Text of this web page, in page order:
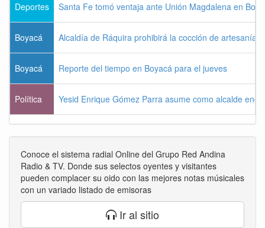
Deportes Santa Fe tomó ventaja ante Unión Magdalena en
Boyacá Alcaldía de Ráquira prohibirá la cocción de
Boyacá Reporte del tiempo en Boyacá para el jueves
Política Yesid Enrique Gómez Parra asume como alcalde
Conoce el sistema radial Online del Grupo Red Andina
Radio & TV. Donde sus selectos oyentes y visitantes
pueden complacer su oido con las mejores notas músicales
con un variado listado de emisoras
Ir al sitio